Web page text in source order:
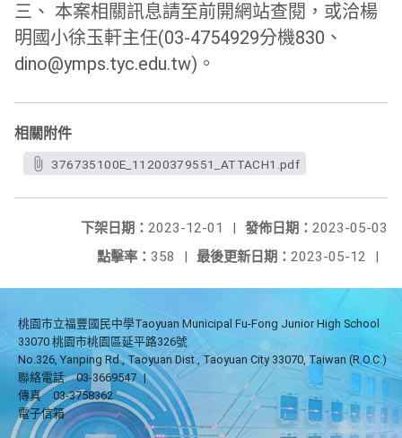
三、 本案相關訊息請至前開網站查閱，或洽楊
明國小徐玉軒主任(03-4754929分機830、
dino@ymps.tyc.edu.tw)。
相關附件
376735100E_11200379551_ATTACH1.pdf
發佈日期： 2023-05-03
下架日期： 2023-12-01
|
最後更新日期： 2023-05-12 |
點擊率： 358 |
桃園市立福豐國民中學Taoyuan Municipal Fu-Fong Junior High School
33070 桃園市桃園區延平路326號
No.326, Yanping Rd., Taoyuan Dist., Taoyuan City 33070, Taiwan (R.O.C.)
聯絡電話
03-3669547 |
傳真
03-3758362
電子信箱